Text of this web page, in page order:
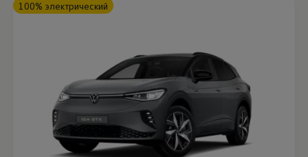
100% электрический